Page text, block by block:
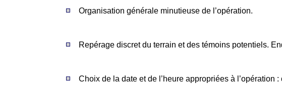
Organisation générale minutieuse de l’opération.
Repérage discret du terrain et des témoins potentiels.
Choix de la date et de l’heure appropriées à